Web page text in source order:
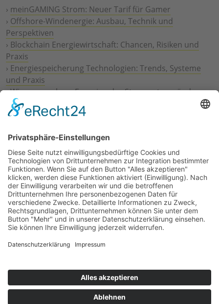
› meinGAMING Strom: Neuer Tarif für Gamer
› Offshore-Windenergie: Ausbau, Technik und
Perspektiven
› Blockchain Energiewirtschaft: Chancen, Risiken und
Praxis
› Energiespeicherung Technologien: Trends, Systeme
und Praxis
›Wie erneuerbare Energien das Stromnetz verändern
Digitalisierung Energiewirtschaft: Effizienz, Netze und
Prozesse
Geschäftsmodelle
›Vorstandswechsel Westenergie: Böddeling übernimmt
befristet
›Wasserstoff-Hochlauf: Dialog, Infrastruktur und
konkrete Schritte
›Solaranlage Regenbogenfarben: FC St. Pauli und
LichtBlick installieren erste weltweite Anlage
Jetzt an der STUDIE360 teilnehmen
Wir möchten Transparenz mit einheitlichen Kriterien
kostenlose Teilnahme wichtig. Die Ergebnisse werden
umgehend nach Teilnahme und Auswertung auf
unserer Webseite zur Verfügung gestellt.